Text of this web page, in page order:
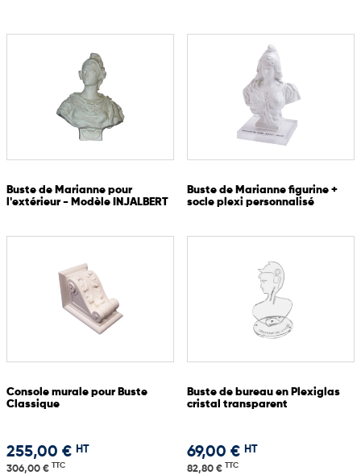
Buste de Marianne pour
l'extérieur - Modèle INJALBERT
Buste de Marianne figurine +
socle plexi personnalisé
Console murale pour Buste
Classique
255,00 € HT
306,00 € TTC
Buste de bureau en Plexiglas
cristal transparent
69,00 € HT
82,80 € TTC